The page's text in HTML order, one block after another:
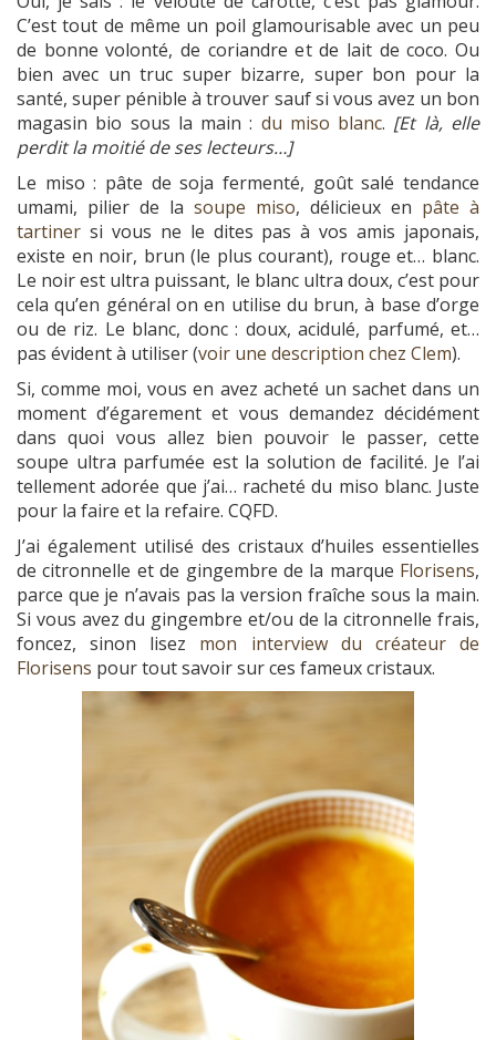
C’est tout de même un poil glamourisable avec un peu
de bonne volonté, de coriandre et de lait de coco. Ou
bien avec un truc super bizarre, super bon pour la
santé, super pénible à trouver sauf si vous avez un bon
magasin bio sous la main : du miso blanc. [Et là, elle
perdit la moitié de ses lecteurs…]
Le miso : pâte de soja fermenté, goût salé tendance
umami, pilier de la soupe miso, délicieux en pâte à
tartiner si vous ne le dites pas à vos amis japonais,
existe en noir, brun (le plus courant), rouge et… blanc.
Le noir est ultra puissant, le blanc ultra doux, c’est pour
cela qu’en général on en utilise du brun, à base d’orge
ou de riz. Le blanc, donc : doux, acidulé, parfumé, et…
pas évident à utiliser (voir une description chez Clem).
Si, comme moi, vous en avez acheté un sachet dans un
moment d’égarement et vous demandez décidément
dans quoi vous allez bien pouvoir le passer, cette
soupe ultra parfumée est la solution de facilité. Je l’ai
tellement adorée que j’ai… racheté du miso blanc. Juste
pour la faire et la refaire. CQFD.
J’ai également utilisé des cristaux d’huiles essentielles
de citronnelle et de gingembre de la marque Florisens,
parce que je n’avais pas la version fraîche sous la main.
Si vous avez du gingembre et/ou de la citronnelle frais,
foncez, sinon lisez mon interview du créateur de
Florisens pour tout savoir sur ces fameux cristaux.